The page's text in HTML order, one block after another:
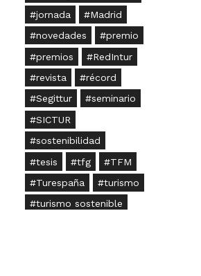
jornada
Madrid
novedades
premio
premios
RedIntur
revista
récord
Segittur
seminario
SICTUR
sostenibilidad
tesis
tfg
TFM
Turespaña
turismo
turismo sostenible